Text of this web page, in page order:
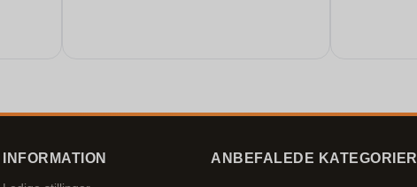
INFORMATION ANBEFALEDE KATEGORIER